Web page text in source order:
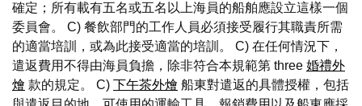
確定；所有載有五名或五名以上海員的船舶應設立這樣一個
委員會。 C) 餐飲部門的工作人員必須接受履行其職責所需
的適當培訓，或為此接受適當的培訓。 C) 在任何情況下，
遣返費用不得由海員負擔，除非符合本規範第 three 婚禮外
燴 款的規定。 C) 下午茶外燴 船東對遣返的具體授權，包括